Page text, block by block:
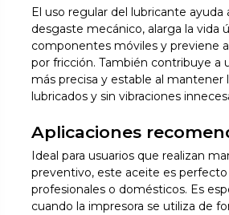
El uso regular del lubricante ayuda
desgaste mecánico, alarga la vida
componentes móviles y previene
por fricción. También contribuye a
más precisa y estable al mantener
lubricados y sin vibraciones
Aplicaciones
Ideal para usuarios que realizan
preventivo, este aceite es
profesionales o domésticos. Es
cuando la impresora se utiliza de